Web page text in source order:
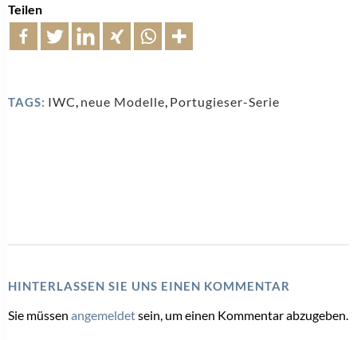
Teilen
TAGS: IWC neue Modelle Portugieser-Serie
HINTERLASSEN SIE UNS EINEN KOMMENTAR
Sie müssen angemeldetsein, um einen Kommentar abzugeben.